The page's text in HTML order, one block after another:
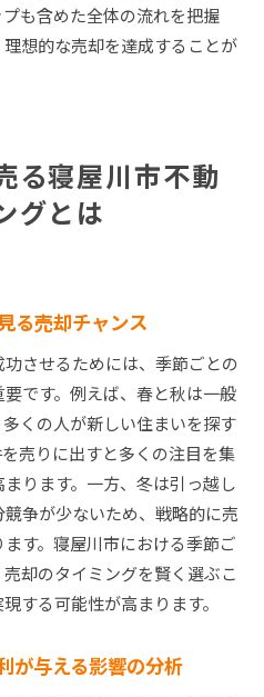
も含めた全体の流れを把握
想的な売却を達成することが
る寝屋川市不動
グとは
る売却チャンス
させるためには、季節ごとの
です。例えば、春と秋は一般
くの人が新しい住まいを探す
売りに出すと多くの注目を集
ります。一方、冬は引っ越し
争が少ないため、戦略的に売
す。寝屋川市における季節ご
却のタイミングを賢く選ぶこ
する可能性が高まります。
が与える影響の分析